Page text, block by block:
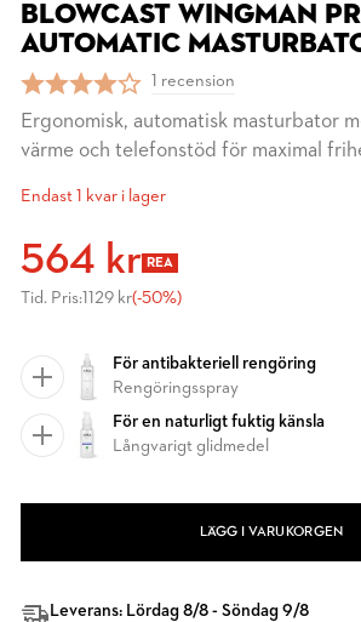
BLOWCAST WINGMAN
AUTOMATIC
1 recension
Ergonomisk, automatisk masturbator
värme och telefonstöd för maximal
Endast 1 kvar i lager
564 kr REA
Tid. Pris:1129 kr(-50%)
För antibakteriell rengöring
Rengöringsspray
För en naturligt fuktig känsla
Långvarigt glidmedel
LÄGG I VARUKORGEN
Leverans: Lördag 8/8 - Söndag 9/8